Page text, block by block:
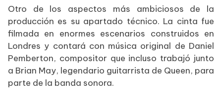
Otro de los aspectos más ambiciosos de la
producción es su apartado técnico. La cinta fue
filmada en enormes escenarios construidos en
Londres y contará con música original de Daniel
Pemberton, compositor que incluso trabajó junto
a Brian May, legendario guitarrista de Queen, para
parte de la banda sonora.